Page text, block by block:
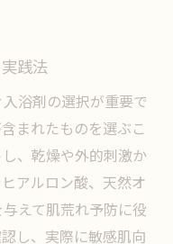
践法
浴剤の選択が重要で
まれたものを選ぶこ
、乾燥や外的刺激か
アルロン酸、天然オ
えて肌荒れ予防に役
し、実際に敏感肌向